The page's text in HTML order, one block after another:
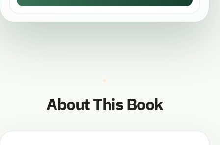
About This Book